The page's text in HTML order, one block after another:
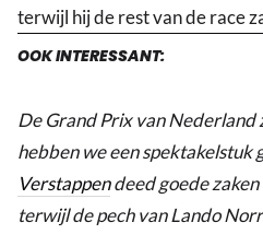
terwijl hij de rest van de race
OOK INTERESSANT:
De Grand Prix van Nederland
hebben we een spektakelstuk
Verstappendeed goede
terwijl de pech van Lando